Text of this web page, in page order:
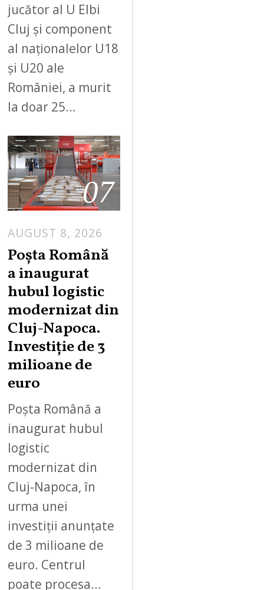
jucător al U Elbi
Cluj și component
al naționalelor U18
și U20 ale
României, a murit
la doar 25…
07
AUGUST 8, 2026
Poșta Română
a inaugurat
hubul logistic
modernizat din
Cluj-Napoca.
Investiție de 3
milioane de
euro
Poșta Română a
inaugurat hubul
logistic
modernizat din
Cluj-Napoca, în
urma unei
investiții anunțate
de 3 milioane de
euro. Centrul
poate procesa…